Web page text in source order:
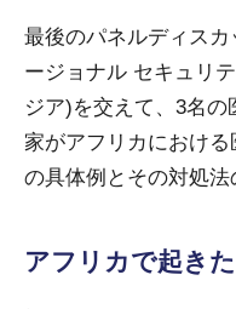
最後のパネルディス
ージョナル セキュリ
ジア)を交えて、3名
家がアフリカにおけ
の具体例とその対処法
アフリカで起き